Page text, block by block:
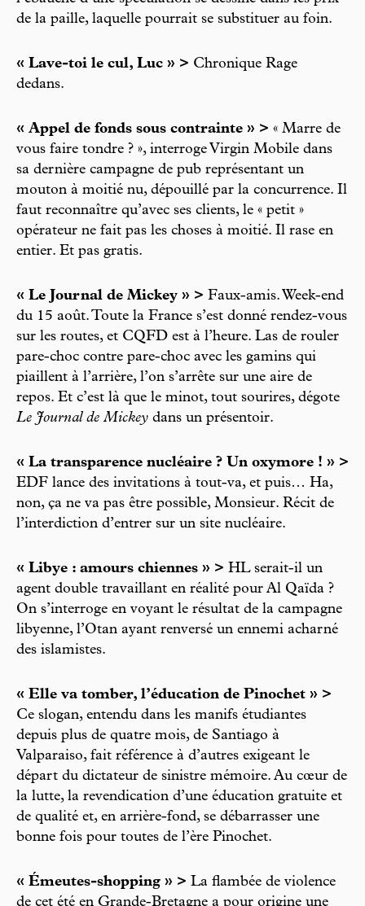
de la paille, laquelle pourrait se substituer au foin.
« Lave-toi le cul, Luc » > Chronique Rage
dedans.
« Appel de fonds sous contrainte » > « Marre de
vous faire tondre ? », interroge Virgin Mobile dans
sa dernière campagne de pub représentant un
mouton à moitié nu, dépouillé par la concurrence. Il
faut reconnaître qu’avec ses clients, le « petit »
opérateur ne fait pas les choses à moitié. Il rase en
entier. Et pas gratis.
« Le Journal de Mickey » > Faux-amis. Week-end
du 15 août. Toute la France s’est donné rendez-vous
sur les routes, et CQFD est à l’heure. Las de rouler
pare-choc contre pare-choc avec les gamins qui
piaillent à l’arrière, l’on s’arrête sur une aire de
repos. Et c’est là que le minot, tout sourires, dégote
Le Journal de Mickey dans un présentoir.
« La transparence nucléaire ? Un oxymore ! » >
EDF lance des invitations à tout-va, et puis… Ha,
non, ça ne va pas être possible, Monsieur. Récit de
l’interdiction d’entrer sur un site nucléaire.
« Libye : amours chiennes » > HL serait-il un
agent double travaillant en réalité pour Al Qaïda ?
On s’interroge en voyant le résultat de la campagne
libyenne, l’Otan ayant renversé un ennemi acharné
des islamistes.
« Elle va tomber, l’éducation de Pinochet » >
Ce slogan, entendu dans les manifs étudiantes
depuis plus de quatre mois, de Santiago à
Valparaiso, fait référence à d’autres exigeant le
départ du dictateur de sinistre mémoire. Au cœur de
la lutte, la revendication d’une éducation gratuite et
de qualité et, en arrière-fond, se débarrasser une
bonne fois pour toutes de l’ère Pinochet.
« Émeutes-shopping » > La flambée de violence
de cet été en Grande-Bretagne a pour origine une